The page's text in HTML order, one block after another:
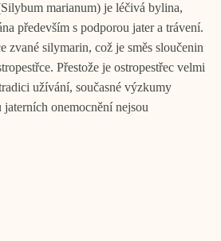
marianum) je léčivá bylina,
především s podporou jater a trávení.
zvané silymarin, což je směs sloučenin
Přestože je ostropestřec velmi
užívání, současné výzkumy
onemocnění nejsou